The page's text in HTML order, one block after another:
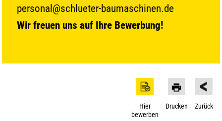
personal@schlueter-baumaschinen.de
Wir freuen uns auf Ihre Bewerbung!
Hier
bewerben
Drucken Zurück